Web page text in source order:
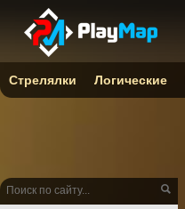
Стрелялки Логические